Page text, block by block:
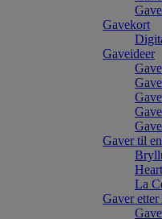
Gavekort
Gaveideer
Gaver til
La
Gaver